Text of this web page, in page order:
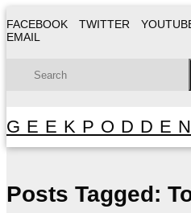
FACEBOOK TWITTER
EMAIL
GEEKPODDEN
Posts Tagged: